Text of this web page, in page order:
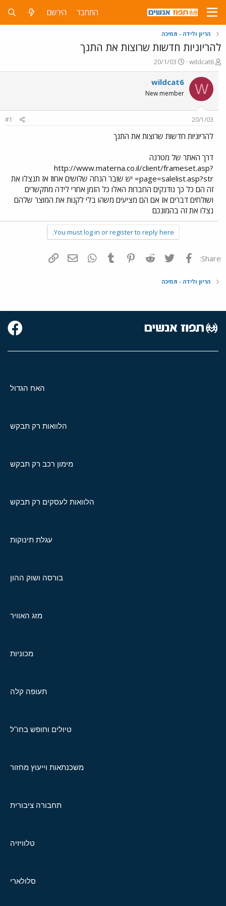
התחבר הירשם
הריון ולידה - תמיכה
להריוניות חדשות שרוצות את התנך
פ
ו
ת
ח
ה
ש
א
wildcat6
פ
ו
ר
ס
ם
ר
20/1/03
W
wildcat6
New member
20/1/03
#1
להריוניות חדשות שרוצות את התנך
דרך האתר של מטרנה
http://www.materna.co.il/client/frameset.asp?
page=salelist.asp?str= יש שובר הנחה שלושים אחוז אז תנצלו את
זה הם כל כך נודנקים החברות האלו כל הזמן אחרי לידה מתקשרים
ושולחים דברים אז אם הם מציעים משהו בלי לקנות את המוצר שלהם
נצלו את זה בהמונכם
You must log in or register to reply here.
Share: פייסבוק Twitter
Reddit
Pinterest
Tumblr
WhatsAppדואר אלקטרוני
הריון ולידה - תמיכה
האח הגדול
הלוואות רק תבקש
מימון רכב רק תבקש
הלוואות לעסקים רק תבקש
עגלת תינוקות
בורסה ושוק ההון
מזג האוויר
מכוניות
תעופה קלה
טיולים וחופש בחו"ל
משכנתאות וייעוץ מחזור
תחבורה ציבורית
טלוויזיה
סלולארי